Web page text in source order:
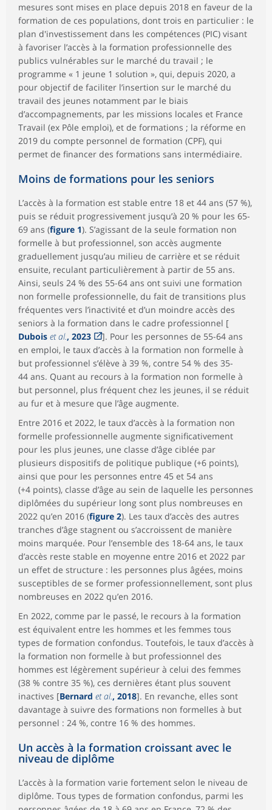
mesures sont mises en place depuis 2018 en faveur de la
formation de ces populations, dont trois en particulier : le
plan d'investissement dans les compétences (PIC) visant
à favoriser l’accès à la formation professionnelle des
publics vulnérables sur le marché du travail ; le
programme « 1 jeune 1 solution », qui, depuis 2020, a
pour objectif de faciliter l’insertion sur le marché du
travail des jeunes notamment par le biais
d’accompagnements, par les missions locales et France
Travail (ex Pôle emploi), et de formations ; la réforme en
2019 du compte personnel de formation (CPF), qui
permet de financer des formations sans intermédiaire.
Moins de formations pour les seniors
L’accès à la formation est stable entre 18 et 44 ans (57 %),
puis se réduit progressivement jusqu’à 20 % pour les 65-
69 ans (figure 1). S’agissant de la seule formation non
formelle à but professionnel, son accès augmente
graduellement jusqu’au milieu de carrière et se réduit
ensuite, reculant particulièrement à partir de 55 ans.
Ainsi, seuls 24 % des 55-64 ans ont suivi une formation
non formelle professionnelle, du fait de transitions plus
fréquentes vers l’inactivité et d’un moindre accès des
seniors à la formation dans le cadre professionnel [
Dubois et al., 2023
]. Pour les personnes de 55-64 ans
en emploi, le taux d’accès à la formation non formelle à
but professionnel s’élève à 39 %, contre 54 % des 35-
44 ans. Quant au recours à la formation non formelle à
but personnel, plus fréquent chez les jeunes, il se réduit
au fur et à mesure que l’âge augmente.
Entre 2016 et 2022, le taux d’accès à la formation non
formelle professionnelle augmente significativement
pour les plus jeunes, une classe d’âge ciblée par
plusieurs dispositifs de politique publique (+6 points),
ainsi que pour les personnes entre 45 et 54 ans
(+4 points), classe d’âge au sein de laquelle les personnes
diplômées du supérieur long sont plus nombreuses en
2022 qu’en 2016 (figure 2). Les taux d’accès des autres
tranches d’âge stagnent ou s’accroissent de manière
moins marquée. Pour l’ensemble des 18-64 ans, le taux
d’accès reste stable en moyenne entre 2016 et 2022 par
un effet de structure : les personnes plus âgées, moins
susceptibles de se former professionnellement, sont plus
nombreuses en 2022 qu’en 2016.
En 2022, comme par le passé, le recours à la formation
est équivalent entre les hommes et les femmes tous
types de formation confondus. Toutefois, le taux d’accès à
la formation non formelle à but professionnel des
hommes est légèrement supérieur à celui des femmes
(38 % contre 35 %), ces dernières étant plus souvent
inactives [Bernard et al., 2018]. En revanche, elles sont
davantage à suivre des formations non formelles à but
personnel : 24 %, contre 16 % des hommes.
Un accès à la formation croissant avec le
niveau de diplôme
L’accès à la formation varie fortement selon le niveau de
diplôme. Tous types de formation confondus, parmi les